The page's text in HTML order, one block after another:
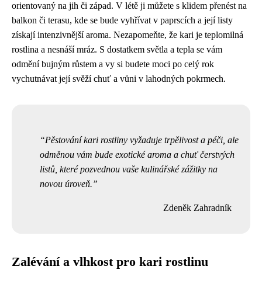
orientovaný na jih či západ. V létě ji můžete s klidem přenést na
balkon či terasu, kde se bude vyhřívat v paprscích a její listy
získají intenzivnější aroma. Nezapomeňte, že kari je teplomilná
rostlina a nesnáší mráz. S dostatkem světla a tepla se vám
odmění bujným růstem a vy si budete moci po celý rok
vychutnávat její svěží chuť a vůni v lahodných pokrmech.
Pěstování kari rostliny vyžaduje trpělivost a péči, ale
odměnou vám bude exotické aroma a chuť čerstvých
listů, které pozvednou vaše kulinářské zážitky na
novou úroveň.
Zdeněk Zahradník
Zalévání a vlhkost pro kari rostlinu